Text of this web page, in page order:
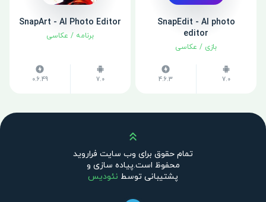
SnapEdit - AI photo
editor
بازی / عکاسی
7.0
4.6.3
SnapArt - AI Photo Editor
برنامه / عکاسی
7.0
0.6.49
بالا
تمام حقوق برای وب سایت فراروید
محفوظ است.پیاده سازی و
پشتیبانی توسط نئودیس